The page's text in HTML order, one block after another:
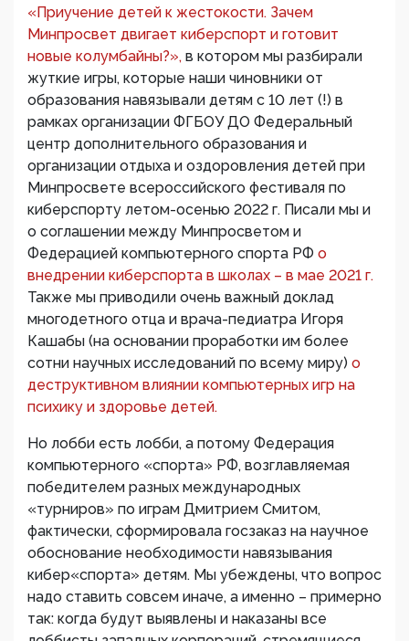
«Приучение детей к жестокости. Зачем
Минпросвет двигает киберспорт и готовит
новые колумбайны?», в котором мы разбирали
жуткие игры, которые наши чиновники от
образования навязывали детям с 10 лет (!) в
рамках организации ФГБОУ ДО Федеральный
центр дополнительного образования и
организации отдыха и оздоровления детей при
Минпросвете всероссийского фестиваля по
киберспорту летом-осенью 2022 г. Писали мы и
о соглашении между Минпросветом и
Федерацией компьютерного спорта РФ о
внедрении киберспорта в школах – в мае 2021 г.
Также мы приводили очень важный доклад
многодетного отца и врача-педиатра Игоря
Кашабы (на основании проработки им более
сотни научных исследований по всему миру) о
деструктивном влиянии компьютерных игр на
психику и здоровье детей.
Но лобби есть лобби, а потому Федерация
компьютерного «спорта» РФ, возглавляемая
победителем разных международных
«турниров» по играм Дмитрием Смитом,
фактически, сформировала госзаказ на научное
обоснование необходимости навязывания
кибер«спорта» детям. Мы убеждены, что вопрос
надо ставить совсем иначе, а именно – примерно
так: когда будут выявлены и наказаны все